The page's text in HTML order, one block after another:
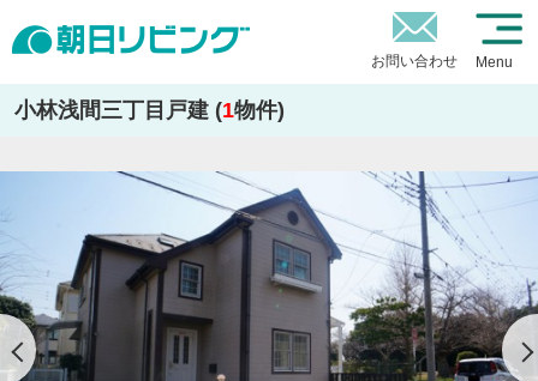
お問い合わせ Menu
小林浅間三丁目戸建 (1物件)